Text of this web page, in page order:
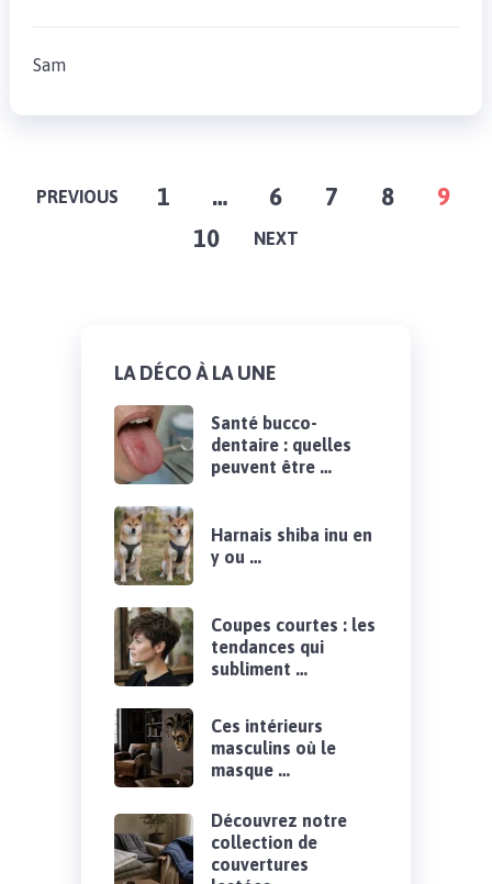
Sam
PAGINATION
PREVIOUS 1 … 6 7 8
9
10
NEXT
LA DÉCO À LA UNE
Santé bucco-
dentaire : quelles
peuvent être …
Harnais shiba inu en
y ou …
Coupes courtes : les
tendances qui
subliment …
Ces intérieurs
masculins où le
masque …
Découvrez notre
collection de
couvertures